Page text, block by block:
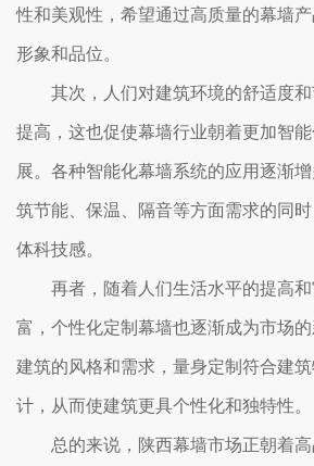
性和美观性，希望通过高质量的幕墙
形象和品位。
其次，人们对建筑环境的舒适度
提高，这也促使幕墙行业朝着更加智
展。各种智能化幕墙系统的应用逐渐
筑节能、保温、隔音等方面需求的同
体科技感。
再者，随着人们生活水平的提高
富，个性化定制幕墙也逐渐成为市场
建筑的风格和需求，量身定制符合建
计，从而使建筑更具个性化和独特性。
总的来说，陕西幕墙市场正朝着